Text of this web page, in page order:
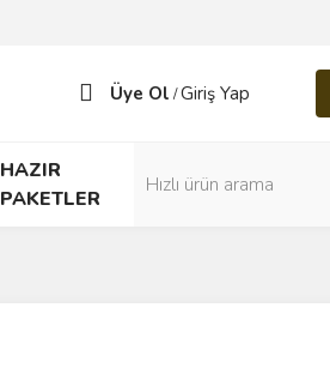
Üye Ol /Giriş Yap
HAZIR
PAKETLER